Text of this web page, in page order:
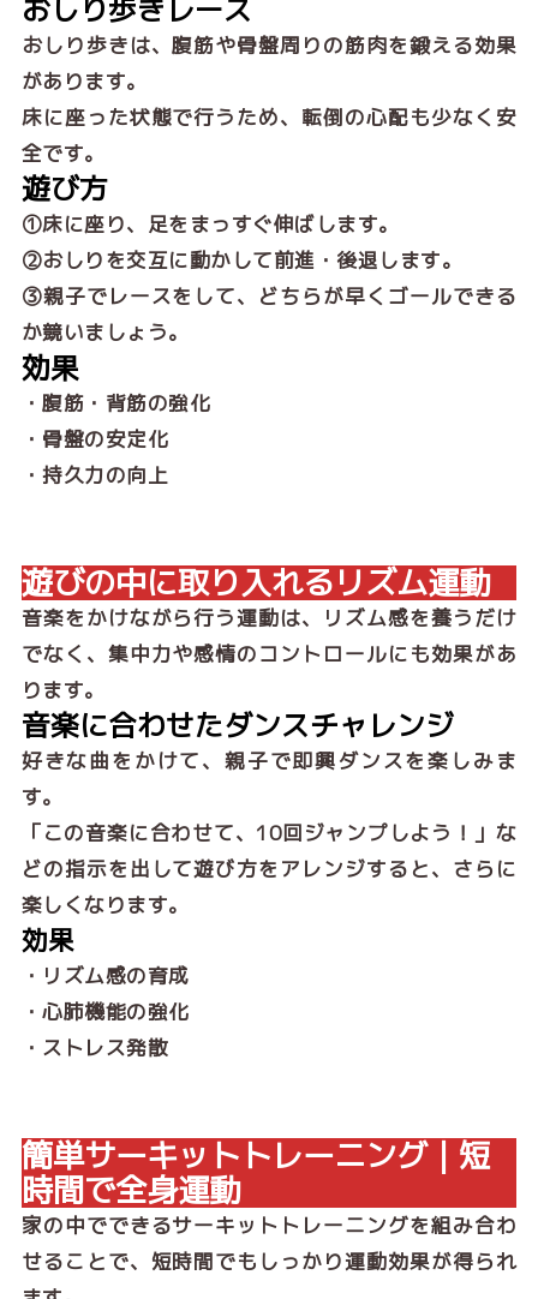
おしり歩きレース
おしり歩きは、腹筋や骨盤周りの筋肉を鍛える効果
があります。
床に座った状態で行うため、転倒の心配も少なく安
全です。
遊び方
①床に座り、足をまっすぐ伸ばします。
②おしりを交互に動かして前進・後退します。
③親子でレースをして、どちらが早くゴールできる
か競いましょう。
効果
・腹筋・背筋の強化
・骨盤の安定化
・持久力の向上
遊びの中に取り入れるリズム運動
音楽をかけながら行う運動は、リズム感を養うだけ
でなく、集中力や感情のコントロールにも効果があ
ります。
音楽に合わせたダンスチャレンジ
好きな曲をかけて、親子で即興ダンスを楽しみま
す。
「この音楽に合わせて、10回ジャンプしよう！」な
どの指示を出して遊び方をアレンジすると、さらに
楽しくなります。
効果
・リズム感の育成
・心肺機能の強化
・ストレス発散
簡単サーキットトレーニング｜短
時間で全身運動
家の中でできるサーキットトレーニングを組み合わ
せることで、短時間でもしっかり運動効果が得られ